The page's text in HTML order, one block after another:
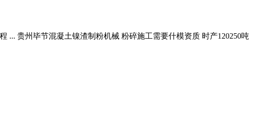
贵州毕节混凝土镍渣制粉机械 粉碎施工需要什模资质 时产120250吨